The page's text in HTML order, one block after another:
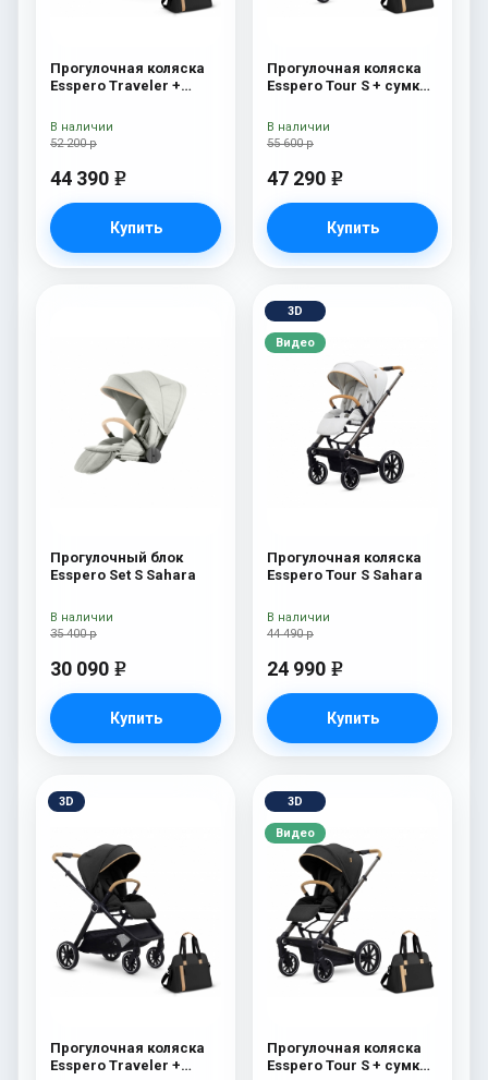
Прогулочная коляска
Esspero Traveler +
52 200 р
44 390 e
Купить
В наличии
Прогулочная коляска
Esspero Tour S + сумка
55 600 р
47 290 e
Купить
В наличии
Прогулочный блок
Esspero Set S Sahara
35 400 р
30 090 e
Купить
В наличии
3D
Видео
Прогулочная коляска
Esspero Tour S Sahara
44 490 р
24 990 e
Купить
В наличии
3D
Прогулочная коляска
Esspero Traveler +
3D
Видео
Прогулочная коляска
Esspero Tour S + сумка